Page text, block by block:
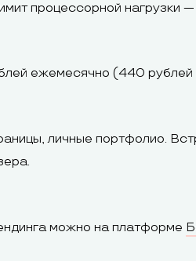
процессорной
ежемесячно (440 рублей
личные портфолио.
можно на платформе